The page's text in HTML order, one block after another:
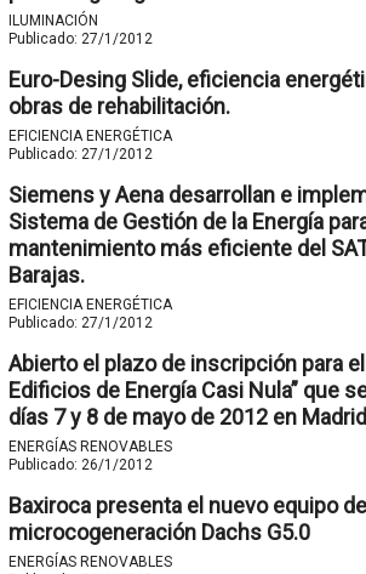
ILUMINACIÓN
Publicado: 27/1/2012
Euro-Desing Slide, eficiencia
obras de rehabilitación.
EFICIENCIA ENERGÉTICA
Publicado: 27/1/2012
Siemens y Aena desarrollan e
Sistema de Gestión de la Energía
mantenimiento más eficiente del
Barajas.
EFICIENCIA ENERGÉTICA
Publicado: 27/1/2012
Abierto el plazo de inscripción para
Edificios de Energía Casi Nula” que
días 7 y 8 de mayo de 2012 en
ENERGÍAS RENOVABLES
Publicado: 26/1/2012
Baxiroca presenta el nuevo equipo de
microcogeneración Dachs G5.0
ENERGÍAS RENOVABLES